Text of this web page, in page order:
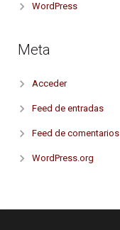
WordPress
Meta
Acceder
Feed de entradas
Feed de comentarios
WordPress.org